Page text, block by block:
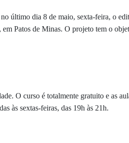
último dia 8 de maio, sexta-feira, o
Patos de Minas. O projeto tem o
O curso é totalmente gratuito e as
às sextas-feiras, das 19h às 21h.